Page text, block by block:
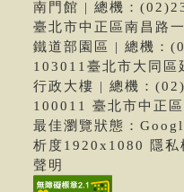
南門館 | 總機：
臺北市中正區南昌路
鐵道部園區 | 總機：
103011臺北市大同區
行政大樓 | 總機：
100011 臺北市中正
最佳瀏覽狀態：
析度1920x1080 隱私
聲明